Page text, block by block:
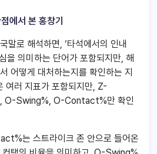
서 본 홍창기
로 해석하면, ‘타석에서의 인내
을 의미하는 단어가 포함되지만, 해
어떻게 대처하는지를 확인하는 지
러 지표가 포함되지만, Z-
Swing%, O-Contact%만 확인
는 스트라이크 존 안으로 들어온